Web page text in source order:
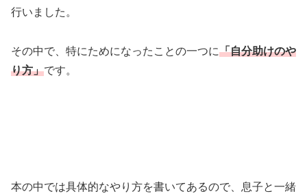
行いました。
その中で、特にためになったことの一つに「自分助けのや
り方」です。
本の中では具体的なやり方を書いてあるので、息子と一緒